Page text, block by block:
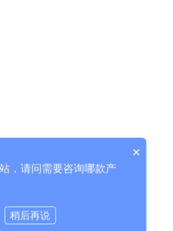
？
×
，请问需要咨询哪款产
稍后再说